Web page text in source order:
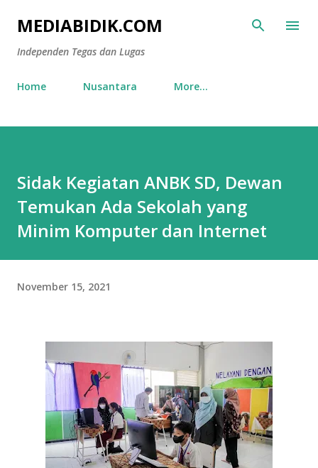
Skip to main content
MEDIABIDIK.COM
Independen Tegas dan Lugas
Home Nusantara More…
Sidak Kegiatan ANBK SD, Dewan
Temukan Ada Sekolah yang
Minim Komputer dan Internet
November 15, 2021